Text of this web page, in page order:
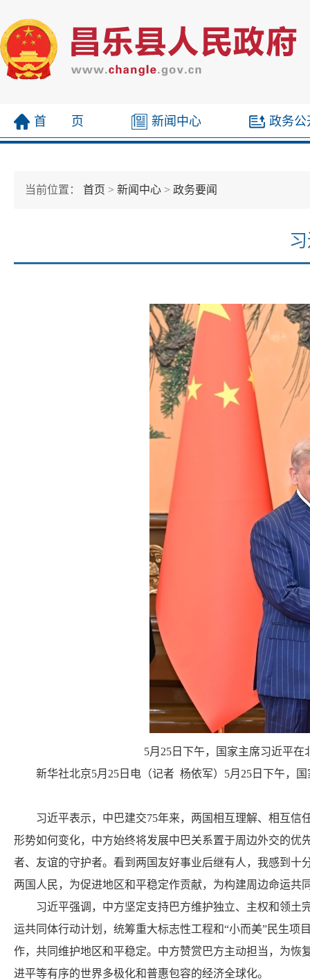
首 页 新闻中心 政务公
当前位置： 首页 > 新闻中心 > 政务要闻
5月25日下午，国家主席习近平
新华社北京5月25日电（记者 杨依军）5月25日下午，国
习近平表示，中巴建交75年来，两国相互理解、相互信
形势如何变化，中方始终将发展中巴关系置于周边外交的
者、友谊的守护者。看到两国友好事业后继有人，我感到
两国人民，为促进地区和平稳定作贡献，为构建周边命运共
习近平强调，中方坚定支持巴方维护独立、主权和领土
运共同体行动计划，统筹重大标志性工程和“小而美”民生
作，共同维护地区和平稳定。中方赞赏巴方主动担当，为
进平等有序的世界多极化和普惠包容的经济全球化。